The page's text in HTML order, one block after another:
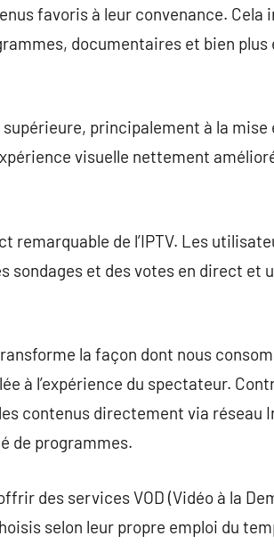
favoris à leur convenance. Cela
documentaires et bien plus
supérieure, principalement à la
visuelle nettement
remarquable de l’IPTV. Les
et des votes en direct et
la façon dont nous
à l’expérience du spectateur.
contenus directement via réseau
de programmes.
des services VOD (Vidéo à la
selon leur propre emploi du